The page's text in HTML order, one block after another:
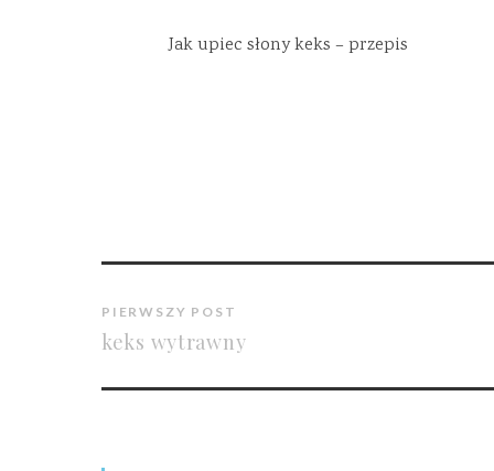
Jak upiec słony keks – przepis
PIERWSZY POST
keks wytrawny